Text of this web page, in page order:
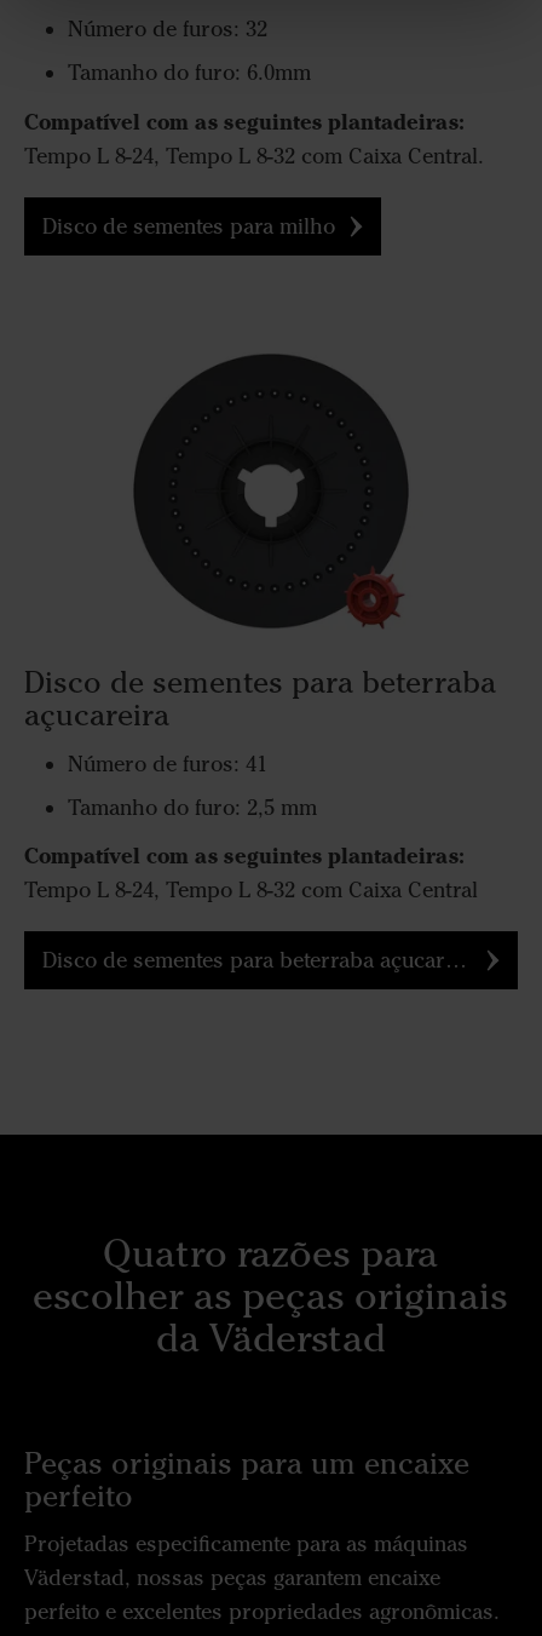
Número de furos: 32
Tamanho do furo: 6.0mm
Compatível com as seguintes plantadeiras:
Tempo L 8-24, Tempo L 8-32 com Caixa Central.
Disco de sementes para milho
Disco de sementes para beterraba
açucareira
Número de furos: 41
Tamanho do furo: 2,5 mm
Compatível com as seguintes plantadeiras:
Tempo L 8-24, Tempo L 8-32 com Caixa Central
Disco de sementes para beterraba açucareira
Quatro razões para
escolher as peças originais
da Väderstad
Peças originais para um encaixe
perfeito
Projetadas especificamente para as máquinas
Väderstad, nossas peças garantem encaixe
perfeito e excelentes propriedades agronômicas.